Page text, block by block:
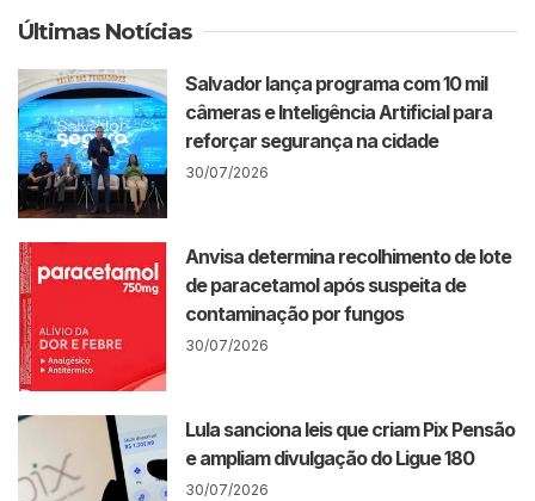
Últimas Notícias
Salvador lança programa com 10 mil
câmeras e Inteligência Artificial para
reforçar segurança na cidade
30/07/2026
Anvisa determina recolhimento de lote
de paracetamol após suspeita de
contaminação por fungos
30/07/2026
Lula sanciona leis que criam Pix Pensão
e ampliam divulgação do Ligue 180
30/07/2026